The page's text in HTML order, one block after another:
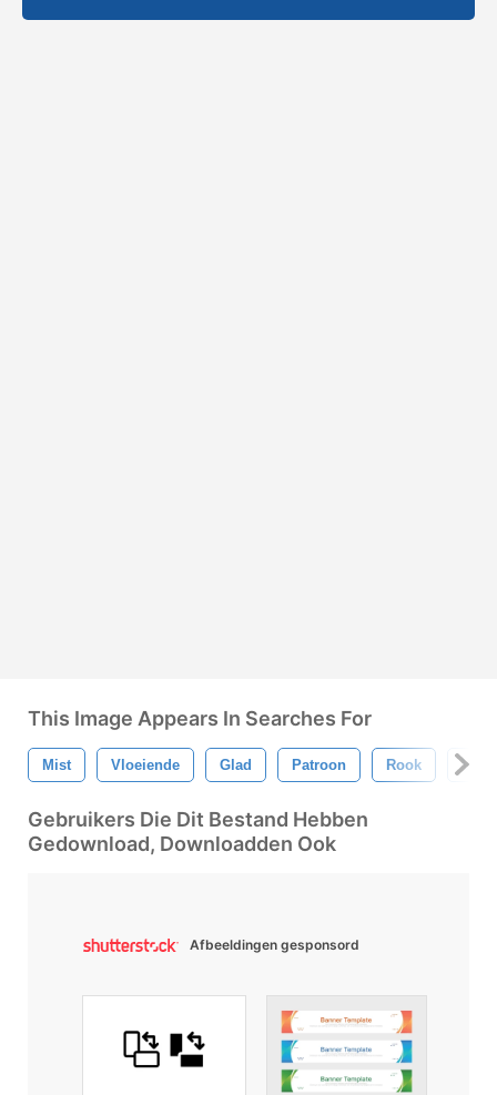
This Image Appears In Searches For
Mist Vloeiende Glad Patroon Rook Vorm
Gebruikers Die Dit Bestand Hebben
Gedownload, Downloadden Ook
Afbeeldingen gesponsord